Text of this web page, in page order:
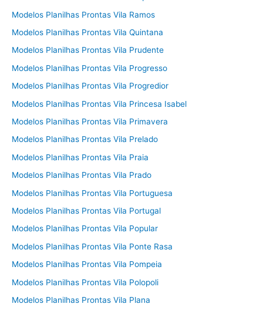
Modelos Planilhas Prontas Vila Ramos
Modelos Planilhas Prontas Vila Quintana
Modelos Planilhas Prontas Vila Prudente
Modelos Planilhas Prontas Vila Progresso
Modelos Planilhas Prontas Vila Progredior
Modelos Planilhas Prontas Vila Princesa Isabel
Modelos Planilhas Prontas Vila Primavera
Modelos Planilhas Prontas Vila Prelado
Modelos Planilhas Prontas Vila Praia
Modelos Planilhas Prontas Vila Prado
Modelos Planilhas Prontas Vila Portuguesa
Modelos Planilhas Prontas Vila Portugal
Modelos Planilhas Prontas Vila Popular
Modelos Planilhas Prontas Vila Ponte Rasa
Modelos Planilhas Prontas Vila Pompeia
Modelos Planilhas Prontas Vila Polopoli
Modelos Planilhas Prontas Vila Plana